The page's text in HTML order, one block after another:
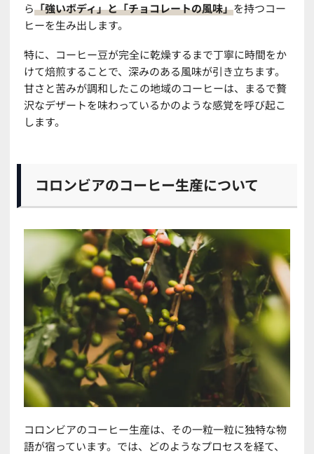
ら「強いボディ」と「チョコレートの風味」を持つコー
ヒーを生み出します。
特に、コーヒー豆が完全に乾燥するまで丁寧に時間をか
けて焙煎することで、深みのある風味が引き立ちます。
甘さと苦みが調和したこの地域のコーヒーは、まるで贅
沢なデザートを味わっているかのような感覚を呼び起こ
します。
コロンビアのコーヒー生産について
コロンビアのコーヒー生産は、その一粒一粒に独特な物
語が宿っています。では、どのようなプロセスを経て、